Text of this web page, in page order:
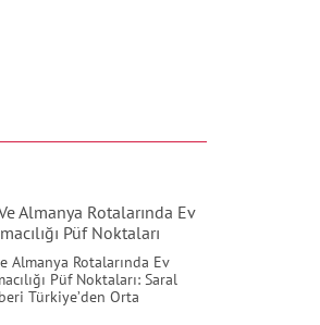
Almanya Rotalarında Ev
Püf Noktaları
Almanya Rotalarında Ev
Püf Noktaları: Saral
Türkiye’den Orta